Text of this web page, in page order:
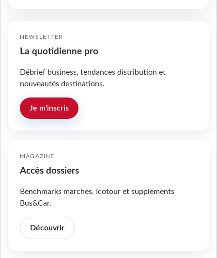
NEWSLETTER
La quotidienne pro
Débrief business, tendances distribution et
nouveautés destinations.
Je m'inscris
MAGAZINE
Accès dossiers
Benchmarks marchés, Icotour et suppléments
Bus&Car.
Découvrir